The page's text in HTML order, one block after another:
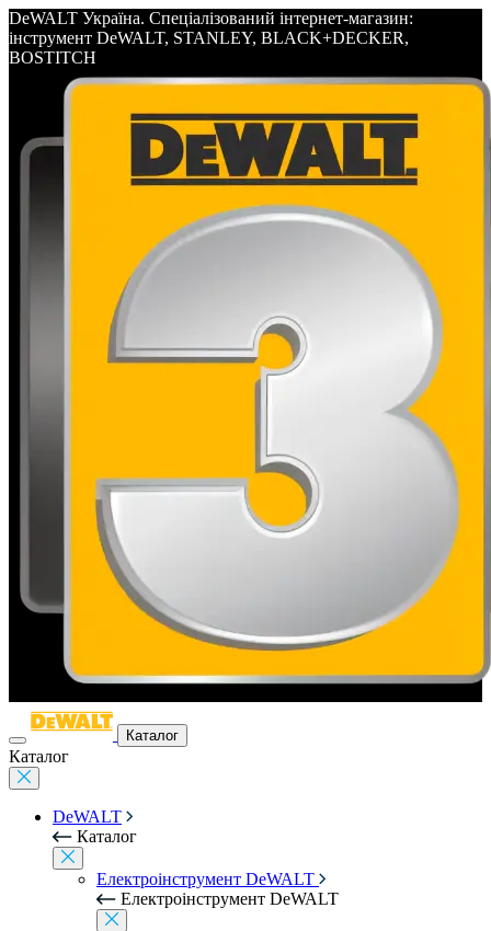
DeWALT Україна. Спеціалізований інтернет-магазин:
інструмент DeWALT, STANLEY, BLACK+DECKER,
BOSTITCH
Каталог
Каталог
DeWALT
Каталог
Електроінструмент DeWALT
Електроінструмент DeWALT